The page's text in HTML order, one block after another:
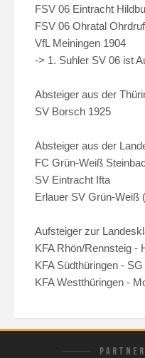
FSV 06 Eintracht
FSV 06 Ohratal Ohrdruf
VfL Meiningen 1904
-> 1. Suhler SV 06 ist
Absteiger aus der
SV Borsch 1925
Absteiger aus der
FC Grün-Weiß
SV Eintracht Ifta
Erlauer SV Grün-Weiß
Aufsteiger zur
KFA Rhön/Rennsteig -
KFA Südthüringen -
KFA Westthüringen -